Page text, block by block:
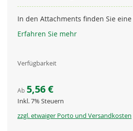
In den Attachments finden Sie
Erfahren Sie mehr
Verfügbarkeit
Ab 5,56 €
Inkl. 7% Steuern
zzgl. etwaiger Porto und Versandkosten